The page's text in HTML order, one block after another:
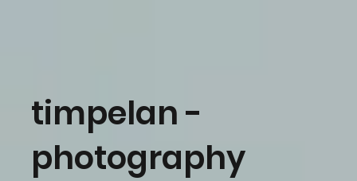
timpelan -
photography